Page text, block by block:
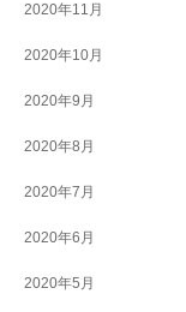
2020年11月
2020年10月
2020年9月
2020年8月
2020年7月
2020年6月
2020年5月